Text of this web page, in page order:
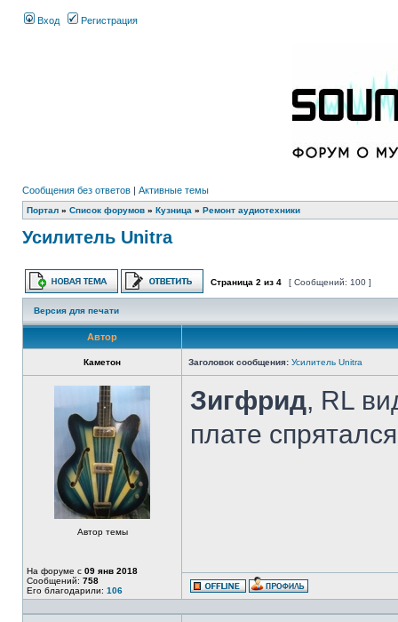
Вход Регистрация
Сообщения без ответов | Активные темы
Портал » Список форумов » Кузница » Ремонт аудиотехники
Усилитель Unitra
Страница 2 из 4 [ Сообщений: 100 ]
Версия для печати
Автор
Каметон Заголовок сообщения: Усилитель Unitra
Автор темы
На форуме с 09 янв 2018
Сообщений: 758
Его благодарили: 106
Зигфрид, RL
плате